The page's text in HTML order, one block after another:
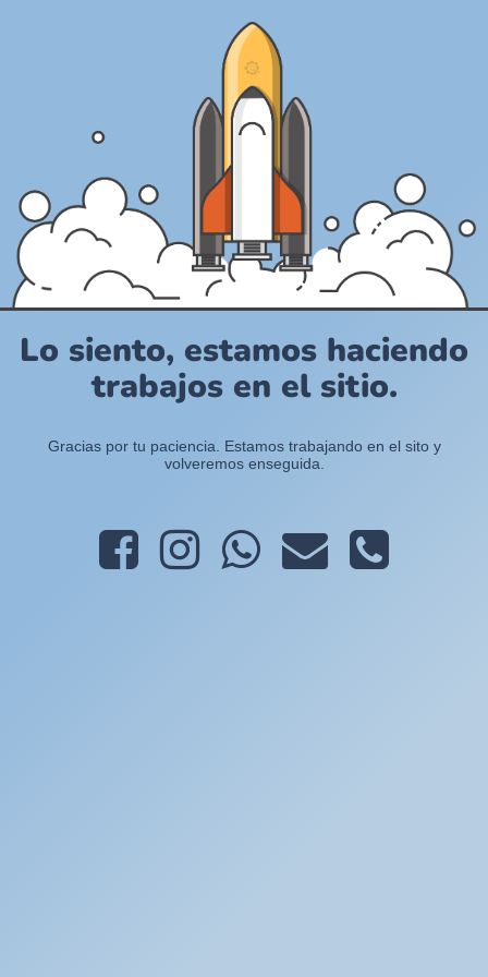
Lo siento, estamos haciendo
trabajos en el sitio.
Gracias por tu paciencia. Estamos trabajando en el sito y
volveremos enseguida.